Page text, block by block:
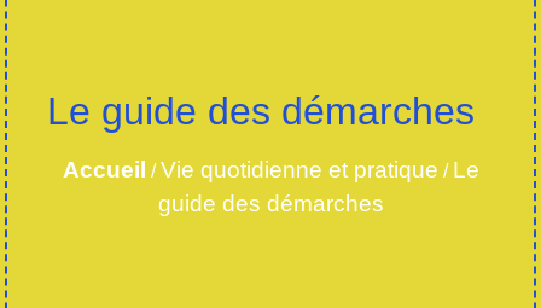
Le guide des démarches
Accueil /Vie quotidienne et pratique / Le
guide des démarches